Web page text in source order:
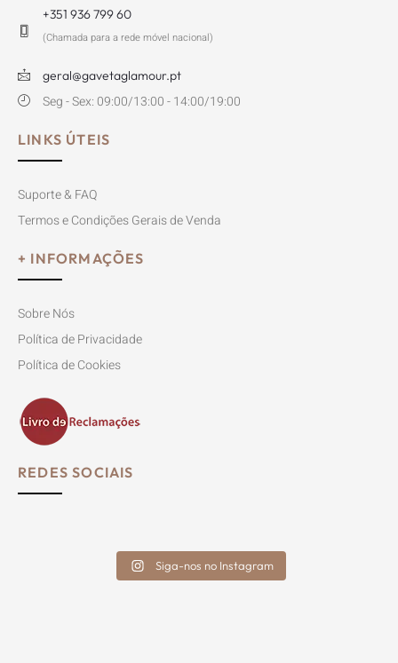
+351 936 799 60
(Chamada para a rede móvel nacional)
geral@gavetaglamour.pt
Seg - Sex: 09:00/13:00 - 14:00/19:00
LINKS ÚTEIS
Suporte & FAQ
Termos e Condições Gerais de Venda
+ INFORMAÇÕES
Sobre Nós
Política de Privacidade
Política de Cookies
REDES SOCIAIS
Siga-nos no Instagram